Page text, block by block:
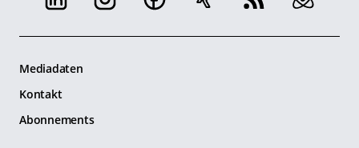
Mediadaten
Kontakt
Abonnements